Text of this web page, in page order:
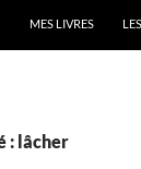
MES LIVRES
: lâcher